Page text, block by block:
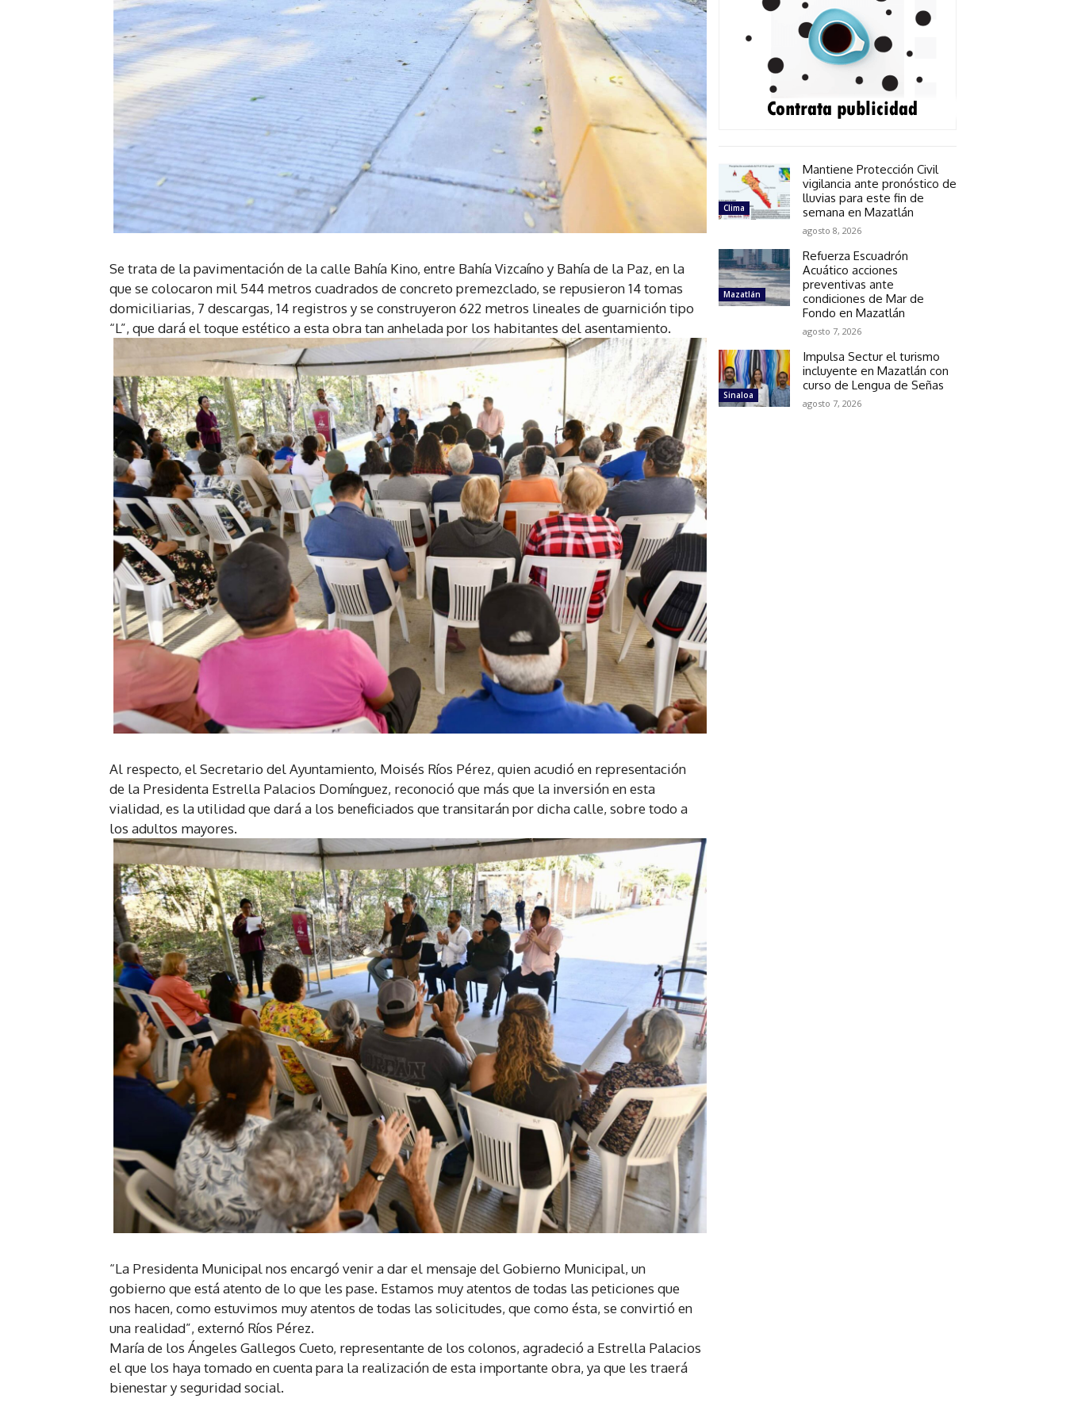
Se trata de la pavimentación de la calle Bahía Kino, entre Bahía Vizcaíno y Bahía de la Paz, en la
que se colocaron mil 544 metros cuadrados de concreto premezclado, se repusieron 14 tomas
domiciliarias, 7 descargas, 14 registros y se construyeron 622 metros lineales de guarnición tipo
“L”, que dará el toque estético a esta obra tan anhelada por los habitantes del asentamiento.
Al respecto, el Secretario del Ayuntamiento, Moisés Ríos Pérez, quien acudió en representación
de la Presidenta Estrella Palacios Domínguez, reconoció que más que la inversión en esta
vialidad, es la utilidad que dará a los beneficiados que transitarán por dicha calle, sobre todo a
los adultos mayores.
“La Presidenta Municipal nos encargó venir a dar el mensaje del Gobierno Municipal, un
gobierno que está atento de lo que les pase. Estamos muy atentos de todas las peticiones que
nos hacen, como estuvimos muy atentos de todas las solicitudes, que como ésta, se convirtió en
una realidad”, externó Ríos Pérez.
María de los Ángeles Gallegos Cueto, representante de los colonos, agradeció a Estrella Palacios
el que los haya tomado en cuenta para la realización de esta importante obra, ya que les traerá
bienestar y seguridad social.
Clima
Mantiene Protección Civil
vigilancia ante pronóstico de
lluvias para este fin de
semana en Mazatlán
agosto 8, 2026
Mazatlán
Refuerza Escuadrón
Acuático acciones
preventivas ante
condiciones de Mar de
Fondo en Mazatlán
agosto 7, 2026
Sinaloa
Impulsa Sectur el turismo
incluyente en Mazatlán con
curso de Lengua de Señas
agosto 7, 2026